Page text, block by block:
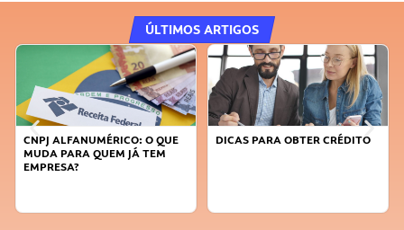
ÚLTIMOS ARTIGOS
CNPJ ALFANUMÉRICO: O QUE
MUDA PARA QUEM JÁ TEM
EMPRESA?
DICAS PARA OBTER CRÉDITO